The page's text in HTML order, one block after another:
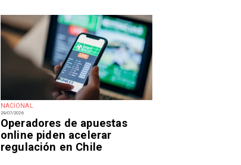
NACIONAL
29/07/2026
Operadores de apuestas
online piden acelerar
regulación en Chile